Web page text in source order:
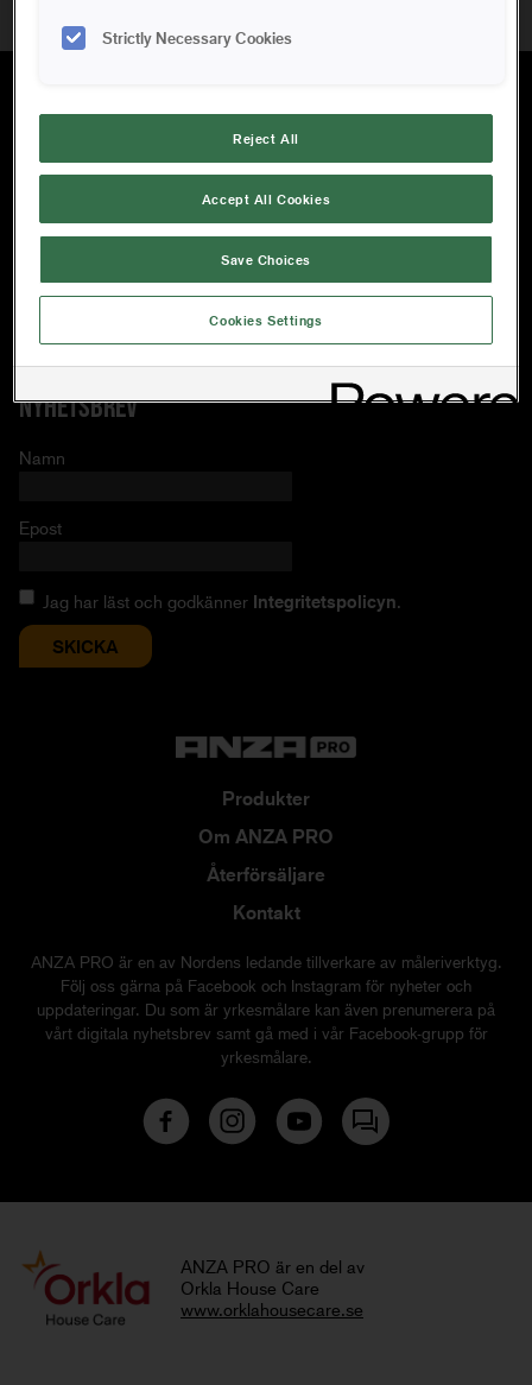
564 23 Bankeryd
E-post:info@orkla.se
NYHETSBREV
Namn
Epost
Jag har läst och godkänner Integritetspolicyn.
Produkter
Om ANZA PRO
Återförsäljare
Kontakt
ANZA PRO är en av Nordens ledande tillverkare av måleriverktyg.
Följ oss gärna på Facebook och Instagram för nyheter och
uppdateringar. Du som är yrkesmålare kan även prenumerera på
vårt digitala nyhetsbrev samt gå med i vår Facebook-grupp för
yrkesmålare.
ANZA PRO är en del av
Orkla House Care
www.orklahousecare.se
Strictly Necessary Cookies
Reject All
Accept All Cookies
Save Choices
Cookies Settings